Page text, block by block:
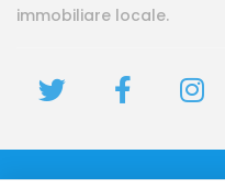
immobiliare locale.